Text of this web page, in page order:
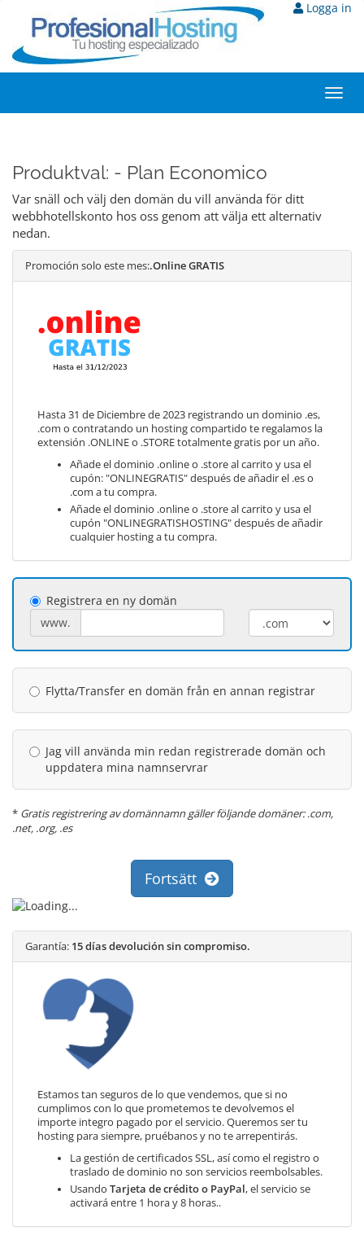
Logga in
Produktval: - Plan Economico
Var snäll och välj den domän du vill använda för ditt
webbhotellskonto hos oss genom att välja ett alternativ
nedan.
Promoción solo este mes:.Online GRATIS
Hasta 31 de Diciembre de 2023 registrando un dominio .es,
.com o contratando un hosting compartido te regalamos la
extensión .ONLINE o .STORE totalmente gratis por un año.
Añade el dominio .online o .store al carrito y usa el
cupón: "ONLINEGRATIS" después de añadir el .es o
.com a tu compra.
Añade el dominio .online o .store al carrito y usa el
cupón "ONLINEGRATISHOSTING" después de añadir
cualquier hosting a tu compra.
Registrera en ny domän
www.
Flytta/Transfer en domän från en annan registrar
Jag vill använda min redan registrerade domän och
uppdatera mina namnservrar
* Gratis registrering av domännamn gäller följande domäner: .com,
.net, .org, .es
Fortsätt
Garantía: 15 días devolución sin compromiso.
Estamos tan seguros de lo que vendemos, que si no
cumplimos con lo que prometemos te devolvemos el
importe integro pagado por el servicio. Queremos ser tu
hosting para siempre, pruébanos y no te arrepentirás.
La gestión de certificados SSL, así como el registro o
traslado de dominio no son servicios reembolsables.
Usando Tarjeta de crédito o PayPal, el servicio se
activará entre 1 hora y 8 horas..